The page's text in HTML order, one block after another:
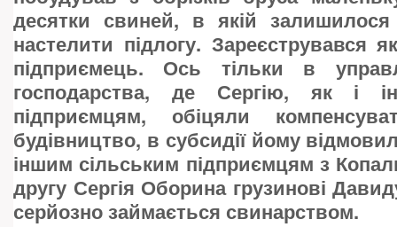
десятки свиней, в якій
настелити підлогу. Зареєструвався
підприємець. Ось тільки в
господарства, де Сергію, як і
підприємцям, обіцяли
будівництво, в субсидії йому
іншим сільським підприємцям з
другу Сергія Оборина грузинові
серйозно займається свинарством.